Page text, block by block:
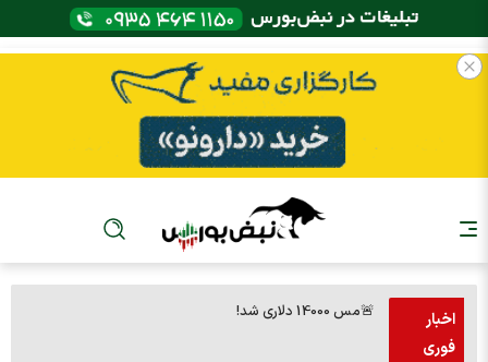
اخبار
فوری
🚨مس 14000 دلاری شد!